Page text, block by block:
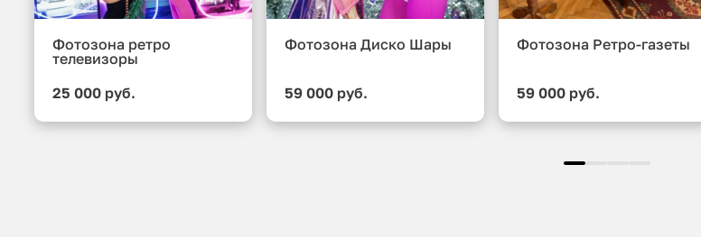
Фотозона ретро
телевизоры
25 000 руб.
Фотозона Диско Шары
59 000 руб.
Фотозона Ретро-газеты
59 000 руб.